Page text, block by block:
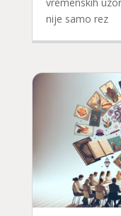
nije samo rez